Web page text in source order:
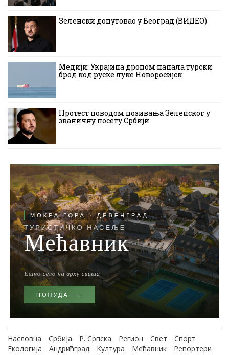
Зеленски допутовао у Београд (ВИДЕО)
Медији: Украјина дроном напала турски
брод код руске луке Новоросијск
Протест поводом позивања Зеленског у
званичну посету Србији
Насловна Србија Р. Српска Регион Свет
Спорт
Екологија
Андрићград Култура Мећавник Репортери